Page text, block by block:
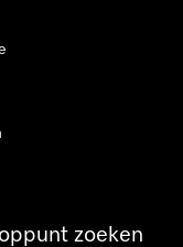
zoeken